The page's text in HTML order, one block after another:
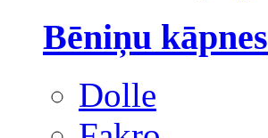
Bēniņu kāpnes
Dolle